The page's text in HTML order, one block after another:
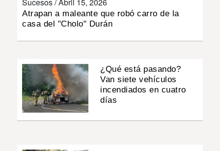
Atrapan a maleante que robó carro de la
casa del "Cholo" Durán
¿Qué está pasando?
Van siete vehículos
incendiados en cuatro
días